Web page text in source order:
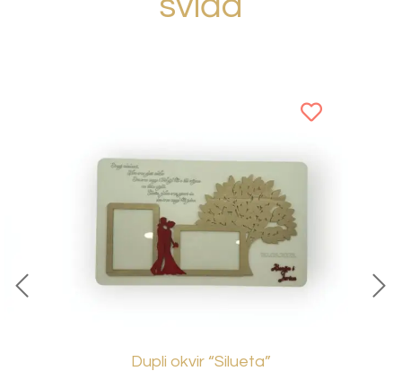
Dupli okvir “Silueta”